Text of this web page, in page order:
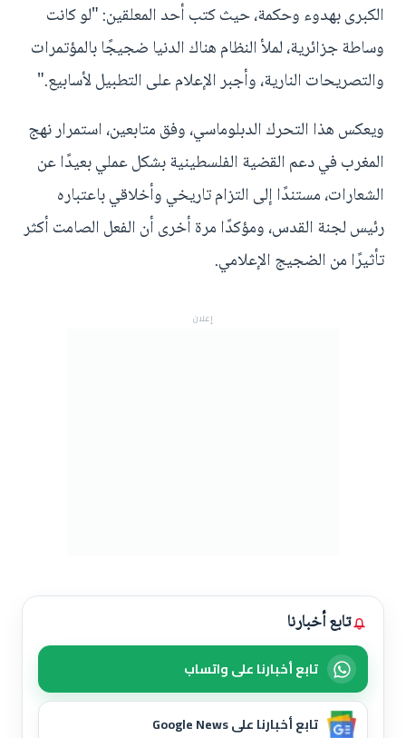
الكبرى بهدوء وحكمة، حيث كتب أحد المعلقين: "لو كانت
وساطة جزائرية، لملأ النظام هناك الدنيا ضجيجًا بالمؤتمرات
والتصريحات النارية، وأجبر الإعلام على التطبيل لأسابيع."
ويعكس هذا التحرك الدبلوماسي، وفق متابعين، استمرار نهج
المغرب في دعم القضية الفلسطينية بشكل عملي بعيدًا عن
الشعارات، مستندًا إلى التزام تاريخي وأخلاقي باعتباره
رئيس لجنة القدس، ومؤكدًا مرة أخرى أن الفعل الصامت أكثر
تأثيرًا من الضجيج الإعلامي.
إعلان
تابع أخبارنا
تابع أخبارنا على واتساب
تابع أخبارنا على Google News